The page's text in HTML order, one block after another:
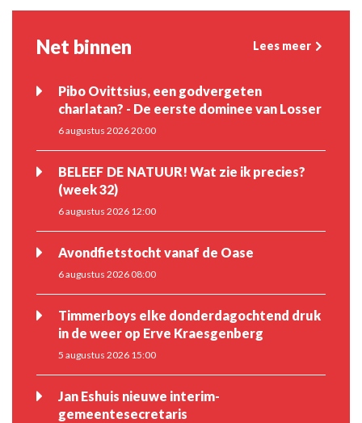
Net binnen Lees meer
Pibo Ovittsius, een godvergeten
charlatan? - De eerste dominee van Losser
6 augustus 2026 20:00
BELEEF DE NATUUR! Wat zie ik precies?
(week 32)
6 augustus 2026 12:00
Avondfietstocht vanaf de Oase
6 augustus 2026 08:00
Timmerboys elke donderdagochtend druk
in de weer op Erve Kraesgenberg
5 augustus 2026 15:00
Jan Eshuis nieuwe interim-
gemeentesecretaris